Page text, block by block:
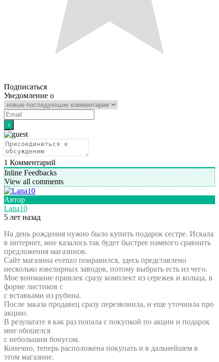
Подписаться
Уведомление о
1 Комментарий
Inline Feedbacks
View all comments
Автор
Lana10
5 лет назад
На день рождения нужно было купить подарок сестре. Искала
в интернет, мне казалось так будет быстрее намного сравнить
предложения магазинов.
Сайт магазина evenzo понравился, здесь представлено
несколько ювелирных заводов, потому выбрать есть из чего.
Мое внимание привлек сразу комплект из сережек и кольца, в
форме листиков с
с вставками из рубина.
После заказа продавец сразу перезвонила, и еще уточнила про
акцию.
В результате я как раз попала с покупкой по акции и подарок
мне обошелся
с небольшим бонусом.
Конечно, теперь расположена покупать и в дальнейшем в
этом магазине.